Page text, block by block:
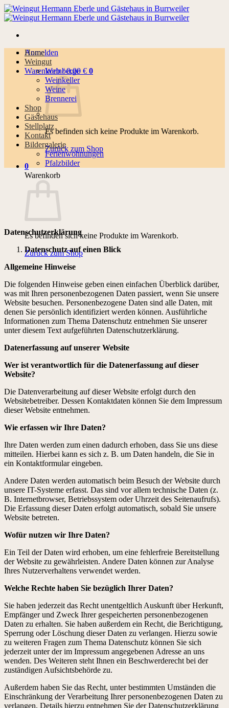
Zum
Inhalt
Anmelden
Warenkorb /0,00 € 0
Es befinden sich keine Produkte im Warenkorb.
Zurück zum Shop
0
Warenkorb
Es befinden sich keine Produkte im Warenkorb.
Zurück zum Shop
Home
Weingut
Weinberge
Weinkeller
Weine
Brennerei
Shop
Gästehaus
Stellplatz
Kontakt
Bildergalerie
Ferienwohnungen
Pfalzbilder
Datenschutzerklärung
Datenschutz auf einen Blick
Allgemeine Hinweise
Die folgenden Hinweise geben einen einfachen Überblick darüber,
was mit Ihren personenbezogenen Daten passiert, wenn Sie unsere
Website besuchen. Personenbezogene Daten sind alle Daten, mit
denen Sie persönlich identifiziert werden können. Ausführliche
Informationen zum Thema Datenschutz entnehmen Sie unserer
unter diesem Text aufgeführten Datenschutzerklärung.
Datenerfassung auf unserer Website
Wer ist verantwortlich für die Datenerfassung auf dieser
Website?
Die Datenverarbeitung auf dieser Website erfolgt durch den
Websitebetreiber. Dessen Kontaktdaten können Sie dem Impressum
dieser Website entnehmen.
Wie erfassen wir Ihre Daten?
Ihre Daten werden zum einen dadurch erhoben, dass Sie uns diese
mitteilen. Hierbei kann es sich z. B. um Daten handeln, die Sie in
ein Kontaktformular eingeben.
Andere Daten werden automatisch beim Besuch der Website durch
unsere IT-Systeme erfasst. Das sind vor allem technische Daten (z.
B. Internetbrowser, Betriebssystem oder Uhrzeit des Seitenaufrufs).
Die Erfassung dieser Daten erfolgt automatisch, sobald Sie unsere
Website betreten.
Wofür nutzen wir Ihre Daten?
Ein Teil der Daten wird erhoben, um eine fehlerfreie Bereitstellung
der Website zu gewährleisten. Andere Daten können zur Analyse
Ihres Nutzerverhaltens verwendet werden.
Welche Rechte haben Sie bezüglich Ihrer Daten?
Sie haben jederzeit das Recht unentgeltlich Auskunft über Herkunft,
Empfänger und Zweck Ihrer gespeicherten personenbezogenen
Daten zu erhalten. Sie haben außerdem ein Recht, die Berichtigung,
Sperrung oder Löschung dieser Daten zu verlangen. Hierzu sowie
zu weiteren Fragen zum Thema Datenschutz können Sie sich
jederzeit unter der im Impressum angegebenen Adresse an uns
wenden. Des Weiteren steht Ihnen ein Beschwerderecht bei der
zuständigen Aufsichtsbehörde zu.
Außerdem haben Sie das Recht, unter bestimmten Umständen die
Einschränkung der Verarbeitung Ihrer personenbezogenen Daten zu
verlangen. Details hierzu entnehmen Sie der Datenschutzerklärung